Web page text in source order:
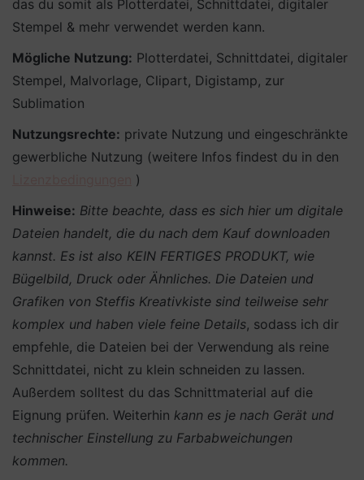
das du somit als Plotterdatei, Schnittdatei, digitaler
Stempel & mehr verwendet werden kann.
Mögliche Nutzung: Plotterdatei, Schnittdatei, digitaler
Stempel, Malvorlage, Clipart, Digistamp, zur
Sublimation
Nutzungsrechte: private Nutzung und eingeschränkte
gewerbliche Nutzung (weitere Infos findest du in den
)
Hinweise: Bitte beachte, dass es sich hier um digitale
Dateien handelt, die du nach dem Kauf downloaden
kannst. Es ist also KEIN FERTIGES PRODUKT, wie
Bügelbild, Druck oder Ähnliches. Die Dateien und
Grafiken von Steffis Kreativkiste sind teilweise sehr
komplex und haben viele feine Details, sodass ich dir
empfehle, die Dateien bei der Verwendung als reine
Schnittdatei, nicht zu klein schneiden zu lassen.
Außerdem solltest du das Schnittmaterial auf die
Eignung prüfen. Weiterhin kann es je nach Gerät und
technischer Einstellung zu Farbabweichungen
kommen.